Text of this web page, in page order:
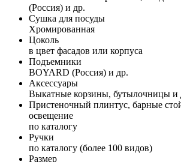
(Россия) и др.
Сушка для посуды
Хромированная
Цоколь
в цвет фасадов или корпуса
Подъемники
BOYARD (Россия) и др.
Аксессуары
Выкатные корзины, бутылочницы и
Пристеночный плинтус, барные
освещение
по каталогу
Ручки
по каталогу (более 100 видов)
Размер